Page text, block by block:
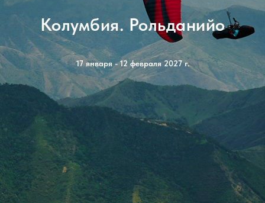
Колумбия. Рольданийо
17 января - 12 февраля 2027 г.